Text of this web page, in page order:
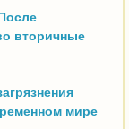
вторичные
мире